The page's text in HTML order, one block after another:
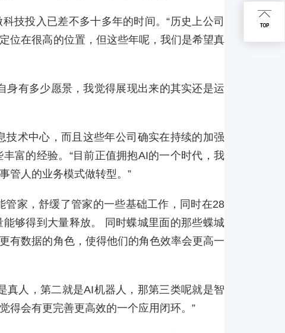
技投入已差不多十多年的时间。“历史上公司
位在很高的位置，但这些年呢，我们是希望真
身有多少愿景，我觉得展现出来的其实还是运
术中心，而且这些年公司确实在持续的加强
富的经验。“目前正值拥抱AI的一个时代，我
管人的业务模式做转型。”
家，舒缓了管家的一些基础工作，同时在28
够得到大量释放。 同时蝶城里面的那些蝶城
有数据的角色，使得他们的角色效率会更高一
真人，第二就是AI机器人，那第三类呢就是智
得会有更完善更高效的一个应用闭环。”